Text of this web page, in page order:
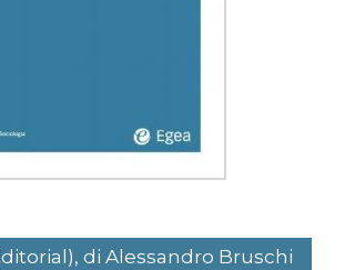
di Alessandro Bruschi